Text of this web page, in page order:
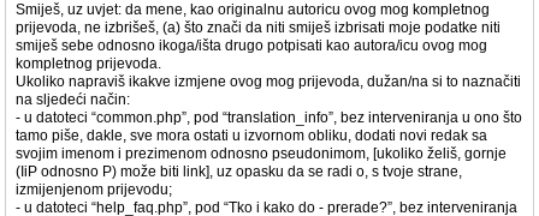
Smiješ, uz uvjet: da mene, kao originalnu autoricu ovog mog kompletnog
prijevoda, ne izbrišeš, (a) što znači da niti smiješ izbrisati moje podatke niti
smiješ sebe odnosno ikoga/išta drugo potpisati kao autora/icu ovog mog
kompletnog prijevoda.
Ukoliko napraviš ikakve izmjene ovog mog prijevoda, dužan/na si to naznačiti
na sljedeći način:
- u datoteci “common.php”, pod “translation_info”, bez interveniranja u ono što
tamo piše, dakle, sve mora ostati u izvornom obliku, dodati novi redak sa
svojim imenom i prezimenom odnosno pseudonimom, [ukoliko želiš, gornje
(IiP odnosno P) može biti link], uz opasku da se radi o, s tvoje strane,
izmijenjenom prijevodu;
- u datoteci “help_faq.php”, pod “Tko i kako do - prerade?”, bez interveniranja